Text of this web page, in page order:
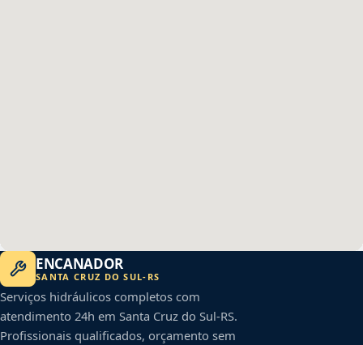
ENCANADOR
SANTA CRUZ DO SUL- RS
Serviços hidráulicos completos com
atendimento 24h em Santa Cruz do Sul-RS.
Profissionais qualificados, orçamento sem